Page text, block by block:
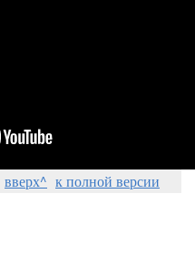
вверх^ к полной версии